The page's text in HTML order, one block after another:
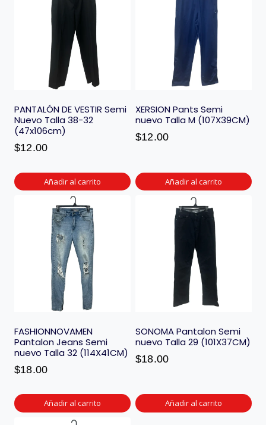
PANTALÓN DE VESTIR Semi
Nuevo Talla 38-32
(47x106cm)
$12.00
Añadir al carrito
XERSION Pants Semi
nuevo Talla M (107X39CM)
$12.00
Añadir al carrito
FASHIONNOVAMEN
Pantalon Jeans Semi
nuevo Talla 32 (114X41CM)
$18.00
Añadir al carrito
SONOMA Pantalon Semi
nuevo Talla 29 (101X37CM)
$18.00
Añadir al carrito